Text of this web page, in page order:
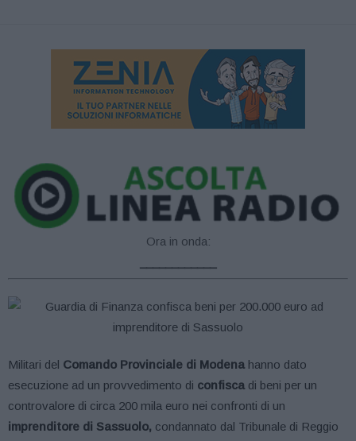
Ora in onda:
Militari del Comando Provinciale di Modena hanno dato
esecuzione ad un provvedimento di confisca di beni per un
controvalore di circa 200 mila euro nei confronti di un
imprenditore di Sassuolo, condannato dal Tribunale di Reggio